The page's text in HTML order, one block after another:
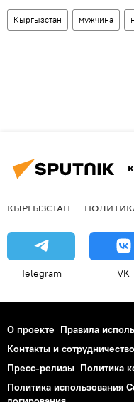
Кыргызстан мужчина
КЫРГЫЗСТАН
Telegram VK
О проекте Правила
Контакты и сотрудничество
Пресс-релизы Политика
Политика использования